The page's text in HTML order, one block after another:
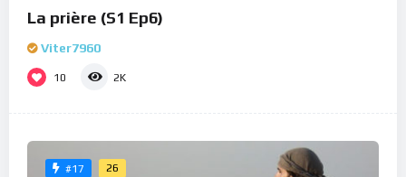
La prière (S1 Ep6)
Viter7960
10 2K
#17 26